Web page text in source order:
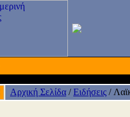
Αρχική Σελίδα /Ειδήσεις /